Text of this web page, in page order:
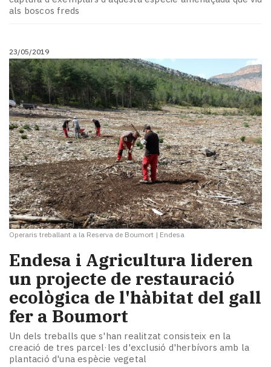
als boscos freds
23/05/2019
Operaris treballant a la Reserva de Boumort | Endesa
Endesa i Agricultura lideren
un projecte de restauració
ecològica de l'hàbitat del gall
fer a Boumort
Un dels treballs que s'han realitzat consisteix en la
creació de tres parcel·les d'exclusió d'herbívors amb la
plantació d'una espècie vegetal